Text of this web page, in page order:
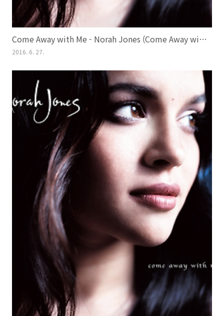
Come Away with Me - Norah Jones (Come Away with Me, 2002)
2016. 6. 27.